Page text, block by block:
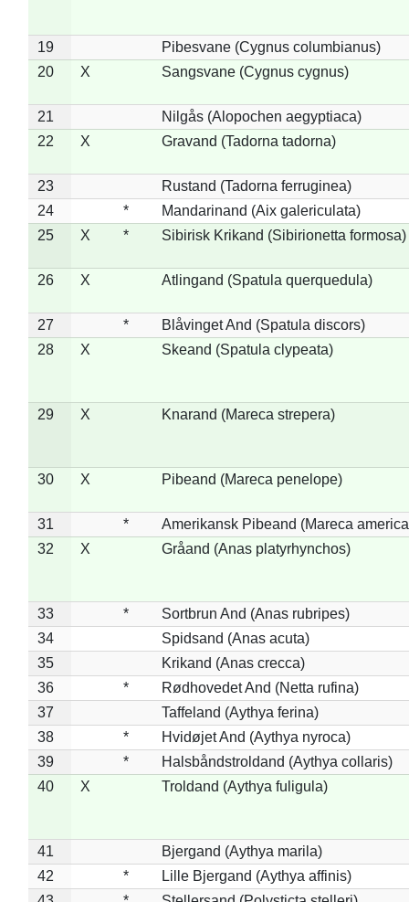
19
Pibesvane (Cygnus columbianus)
20
X Sangsvane (Cygnus cygnus)
21
Nilgås (Alopochen aegyptiaca)
22
X Gravand (Tadorna tadorna)
23
Rustand (Tadorna ferruginea)
24
*
Mandarinand (Aix galericulata)
25
X * Sibirisk Krikand (Sibirionetta formosa)
26 X Atlingand (Spatula querquedula)
27 *
Blåvinget And (Spatula discors)
28
X Skeand (Spatula clypeata)
29 X Knarand (Mareca strepera)
30 X Pibeand (Mareca penelope)
31 *
Amerikansk Pibeand (Mareca
32
X Gråand (Anas platyrhynchos)
33 *
Sortbrun And (Anas rubripes)
34
Spidsand (Anas acuta)
35
Krikand (Anas crecca)
36
*
Rødhovedet And (Netta rufina)
37
Taffeland (Aythya ferina)
38
*
Hvidøjet And (Aythya nyroca)
39
*
Halsbåndstroldand (Aythya collaris)
40
X Troldand (Aythya fuligula)
41
Bjergand (Aythya marila)
42
*
Lille Bjergand (Aythya affinis)